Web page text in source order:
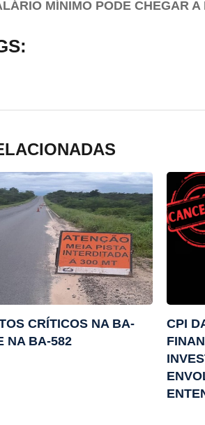
MÍNIMO PODE CHEGAR
CRÍTICOS NA BA-
NA BA-582
CPI